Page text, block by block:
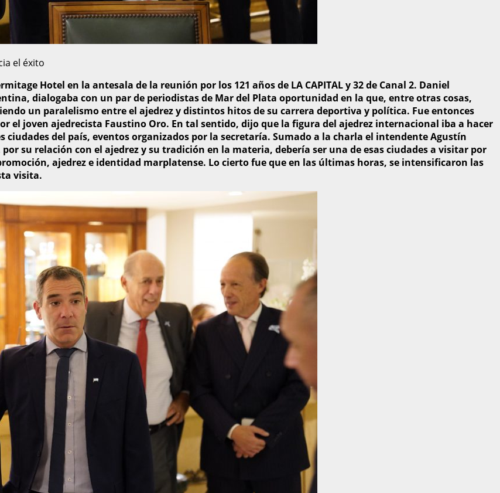
el éxito
Hotel en la antesala de la reunión por los 121 años de LA CAPITAL y 32 de Canal 2. Daniel
dialogaba con un par de periodistas de Mar del Plata oportunidad en la que, entre otras cosas,
un paralelismo entre el ajedrez y distintos hitos de su carrera deportiva y política. Fue entonces
el joven ajedrecista Faustino Oro. En tal sentido, dijo que la figura del ajedrez internacional iba a hacer
del país, eventos organizados por la secretaría. Sumado a la charla el intendente Agustín
su relación con el ajedrez y su tradición en la materia, debería ser una de esas ciudades a visitar por
ajedrez e identidad marplatense. Lo cierto fue que en las últimas horas, se intensificaron las
visita.